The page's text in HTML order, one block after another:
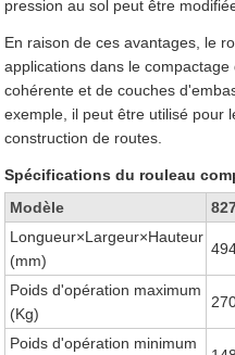
pression au sol peut être
En raison de ces avantages, le
applications dans le
cohérente et de couches
exemple, il peut être utilisé pour
construction de routes.
Spécifications du rouleau
Modèle
Longueur×Largeur×Hauteur
(mm)
Poids d'opération maximum
(Kg)
Poids d'opération minimum